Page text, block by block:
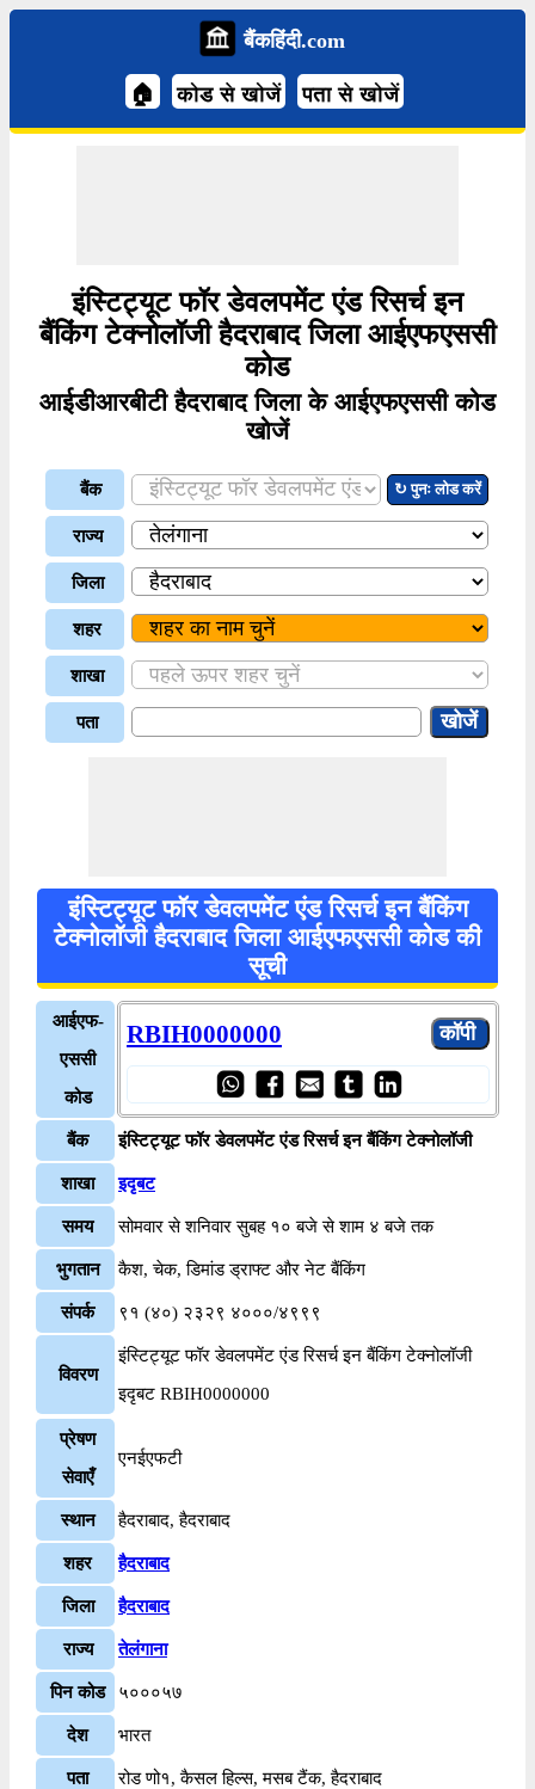
बैंकहिंदी.com
🏠 कोड से खोजें पता से खोजें
इंस्टिट्यूट फॉर डेवलपमेंट एंड रिसर्च इन
बैंकिंग टेक्नोलॉजी हैदराबाद जिला आईएफएससी
कोड
आईडीआरबीटी हैदराबाद जिला के आईएफएससी कोड
खोजें
बैंक ↻ पुनः लोड करें
राज्य
जिला
शहर
शाखा
पता
इंस्टिट्यूट फॉर डेवलपमेंट एंड रिसर्च इन बैंकिंग
टेक्नोलॉजी हैदराबाद जिला आईएफएससी कोड की
सूची
आईएफ-
एससी
कोड
RBIH0000000
बैंक इंस्टिट्यूट फॉर डेवलपमेंट एंड रिसर्च इन बैंकिंग टेक्नोलॉजी
शाखा इदृबट
समय सोमवार से शनिवार सुबह १० बजे से शाम ४ बजे तक
भुगतान कैश, चेक, डिमांड ड्राफ्ट और नेट बैंकिंग
संपर्क ९१ (४०) २३२९ ४०००/४९९९
विवरण
इंस्टिट्यूट फॉर डेवलपमेंट एंड रिसर्च इन बैंकिंग टेक्नोलॉजी
इदृबट RBIH0000000
प्रेषण
सेवाएँ
एनईएफटी
स्थान हैदराबाद, हैदराबाद
शहर हैदराबाद
जिला हैदराबाद
राज्य तेलंगाना
पिन कोड ५०००५७
देश भारत
पता रोड णो१, कैसल हिल्स, मसब टैंक, हैदराबाद